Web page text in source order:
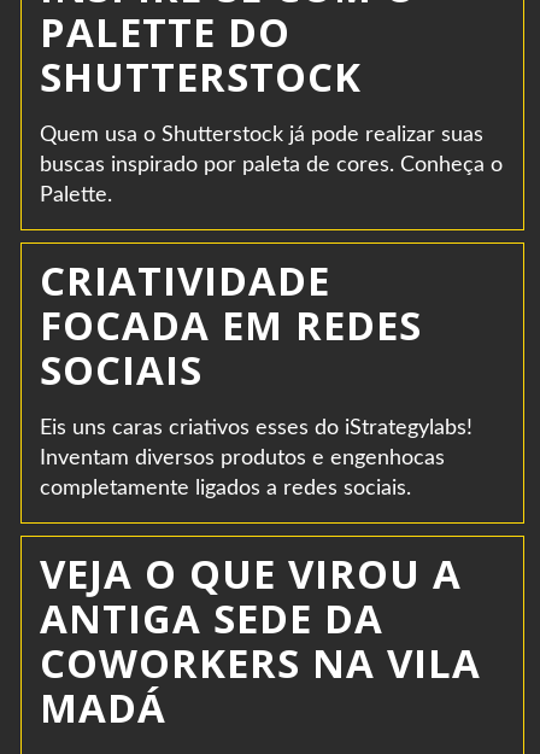
PALETTE DO
SHUTTERSTOCK
Quem usa o Shutterstock já pode realizar suas
buscas inspirado por paleta de cores. Conheça o
Palette.
CRIATIVIDADE
FOCADA EM REDES
SOCIAIS
Eis uns caras criativos esses do iStrategylabs!
Inventam diversos produtos e engenhocas
completamente ligados a redes sociais.
VEJA O QUE VIROU A
ANTIGA SEDE DA
COWORKERS NA VILA
MADÁ